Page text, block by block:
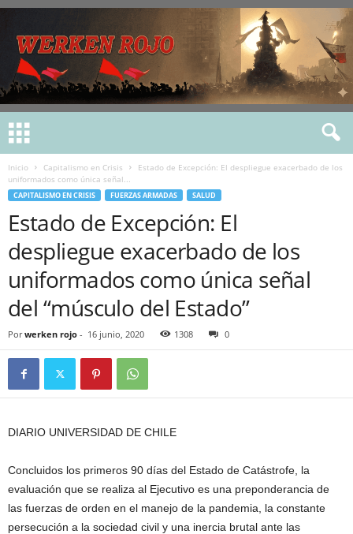
Inicio Capitalismo en Crisis
Estado de Excepción: El despliegue exacerbado de los
uniformados como única señal...
CAPITALISMO EN CRISIS FUERZAS ARMADAS SALUD
Estado de Excepción: El
despliegue exacerbado de los
uniformados como única señal
del “músculo del Estado”
Por werken rojo - 16 junio, 2020 1308 0
DIARIO UNIVERSIDAD DE CHILE
Concluidos los primeros 90 días del Estado de Catástrofe, la
evaluación que se realiza al Ejecutivo es una preponderancia de
las fuerzas de orden en el manejo de la pandemia, la constante
persecución a la sociedad civil y una inercia brutal ante las